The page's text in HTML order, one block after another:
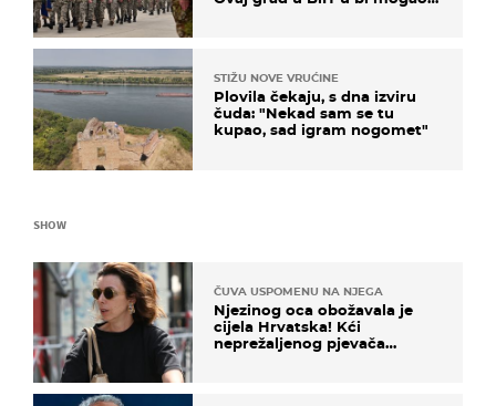
STIŽU NOVE VRUĆINE
Plovila čekaju, s dna izviru
čuda: "Nekad sam se tu
kupao, sad igram nogomet"
SHOW
ČUVA USPOMENU NA NJEGA
Njezinog oca obožavala je
cijela Hrvatska! Kći
neprežaljenog pjevača